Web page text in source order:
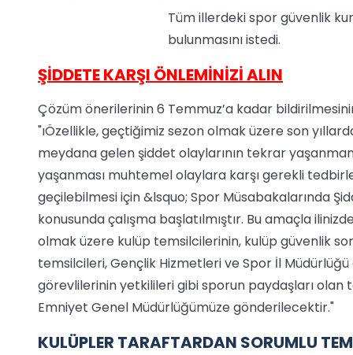
Tüm illerdeki spor güvenlik
bulunmasını istedi.
ŞİDDETE KARŞI ÖNLEMİNİZİ ALIN
Çözüm önerilerinin 6 Temmuz’a kadar
"ıÖzellikle, geçtiğimiz sezon olmak üzere son
meydana gelen şiddet olaylarının tekrar
yaşanması muhtemel olaylara karşı gerekli
geçilebilmesi için &lsquo; Spor Müsabakalarında
konusunda çalışma başlatılmıştır. Bu amaçla
olmak üzere kulüp temsilcilerinin, kulüp güvenlik
temsilcileri, Gençlik Hizmetleri ve Spor İl
görevlilerinin yetkilileri gibi sporun paydaşları
Emniyet Genel Müdürlüğümüze gönderilecektir."
KULÜPLER TARAFTARDAN SORUMLU